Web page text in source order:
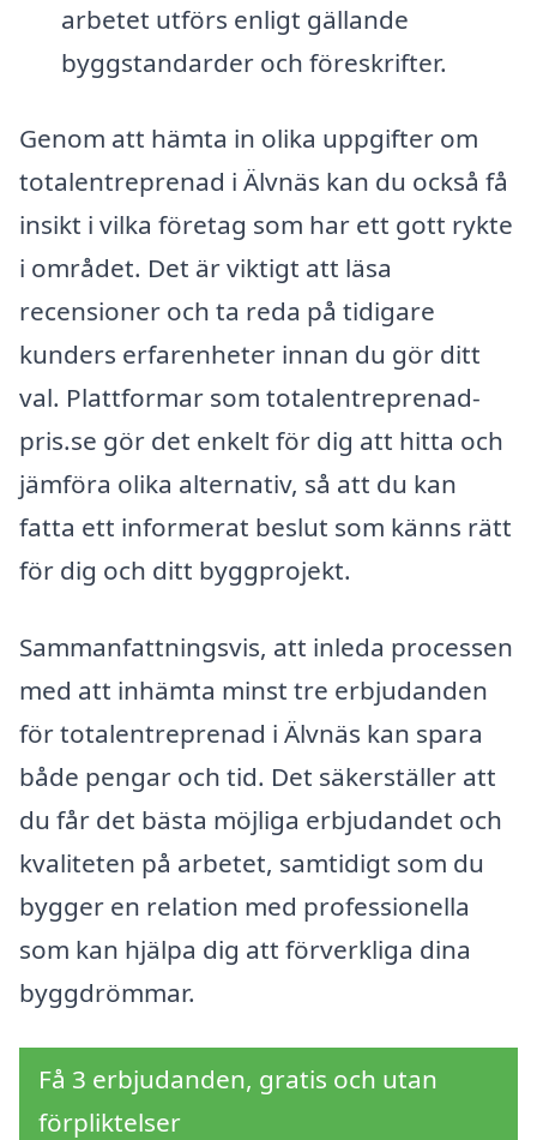
arbetet utförs enligt gällande
byggstandarder och föreskrifter.
Genom att hämta in olika uppgifter om
totalentreprenad i Älvnäs kan du också få
insikt i vilka företag som har ett gott rykte
i området. Det är viktigt att läsa
recensioner och ta reda på tidigare
kunders erfarenheter innan du gör ditt
val. Plattformar som totalentreprenad-
pris.se gör det enkelt för dig att hitta och
jämföra olika alternativ, så att du kan
fatta ett informerat beslut som känns rätt
för dig och ditt byggprojekt.
Sammanfattningsvis, att inleda processen
med att inhämta minst tre erbjudanden
för totalentreprenad i Älvnäs kan spara
både pengar och tid. Det säkerställer att
du får det bästa möjliga erbjudandet och
kvaliteten på arbetet, samtidigt som du
bygger en relation med professionella
som kan hjälpa dig att förverkliga dina
byggdrömmar.
Få 3 erbjudanden, gratis och utan
förpliktelser